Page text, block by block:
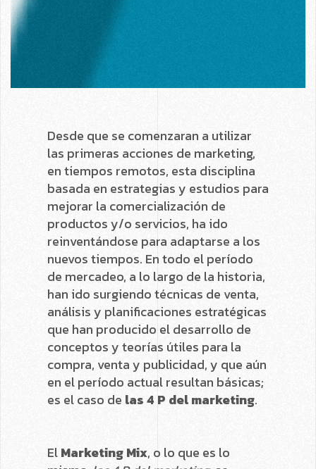
Desde que se comenzaran a utilizar
las primeras acciones de marketing,
en tiempos remotos, esta disciplina
basada en estrategias y estudios para
mejorar la comercialización de
productos y/o servicios, ha ido
reinventándose para adaptarse a los
nuevos tiempos. En todo el período
de mercadeo, a lo largo de la historia,
han ido surgiendo técnicas de venta,
análisis y planificaciones estratégicas
que han producido el desarrollo de
conceptos y teorías útiles para la
compra, venta y publicidad, y que aún
en el período actual resultan básicas;
es el caso de las 4 P del marketing.
ElMarketing Mix, o lo que es lo